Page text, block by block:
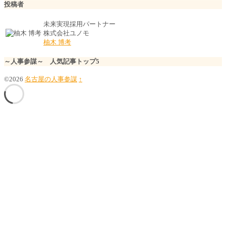
投稿者
未来実現採用パートナー
株式会社ユノモ
柚木 博考
～人事参謀～ 人気記事トップ5
©2026 名古屋の人事参謀 ↑